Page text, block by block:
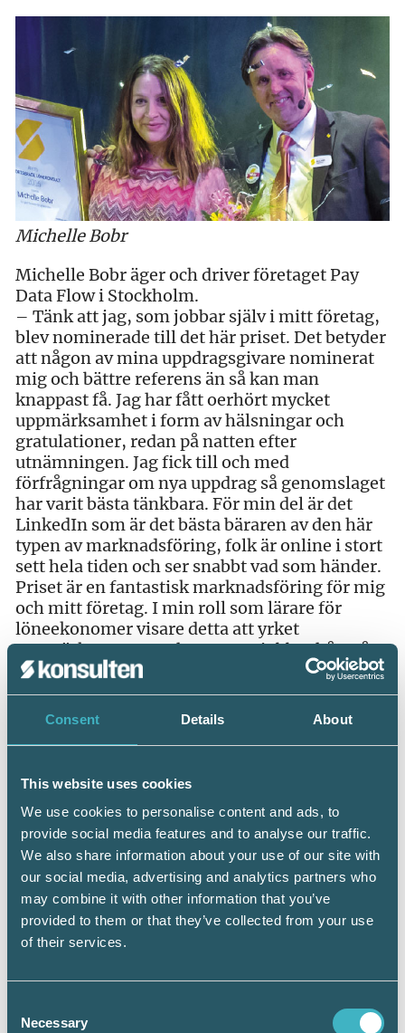
Consent Details About
This website uses cookies
We use cookies to personalise content and ads, to
provide social media features and to analyse our traffic.
We also share information about your use of our site with
our social media, advertising and analytics partners who
may combine it with other information that you’ve
provided to them or that they’ve collected from your use
of their services.
Selection
Necessary
Michelle Bobr
Michelle Bobr äger och driver företaget Pay
Data Flow i Stockholm.
– Tänk att jag, som jobbar själv i mitt företag,
blev nominerade till det här priset. Det betyder
att någon av mina uppdragsgivare nominerat
mig och bättre referens än så kan man
knappast få. Jag har fått oerhört mycket
uppmärksamhet i form av hälsningar och
gratulationer, redan på natten efter
utnämningen. Jag fick till och med
förfrågningar om nya uppdrag så genomslaget
har varit bästa tänkbara. För min del är det
LinkedIn som är det bästa bäraren av den här
typen av marknadsföring, folk är online i stort
sett hela tiden och ser snabbt vad som händer.
Priset är en fantastisk marknadsföring för mig
och mitt företag. I min roll som lärare för
löneekonomer visare detta att yrket
uppmärksammas och om man jobbar hårt så
kan en sådan här fantastisk sak ske.
Srf konsulterna önskar båda vinnarna stort
lycka till i framtiden.
dagarna 2016 >>
Läs också…
Srf dagarna 2016: Vi spelar en viktig roll
för Sveriges framtid – småföretagarna
Srf dagarna 2016: Välbesökta